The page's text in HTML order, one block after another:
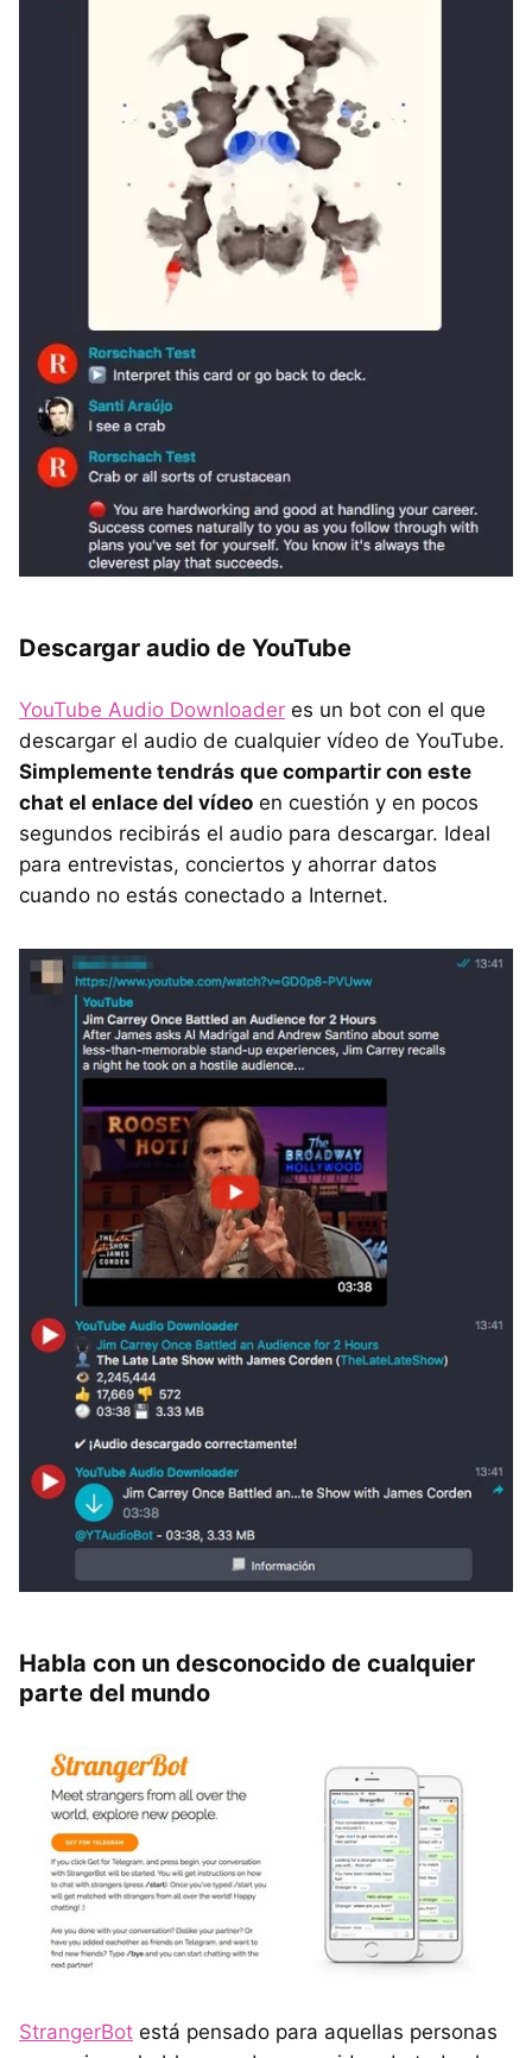
Descargar audio de YouTube
YouTube Audio Downloader es un bot con el que
descargar el audio de cualquier vídeo de YouTube.
Simplemente tendrás que compartir con este
chat el enlace del vídeo en cuestión y en pocos
segundos recibirás el audio para descargar. Ideal
para entrevistas, conciertos y ahorrar datos
cuando no estás conectado a Internet.
Habla con un desconocido de cualquier
parte del mundo
StrangerBot está pensado para aquellas personas